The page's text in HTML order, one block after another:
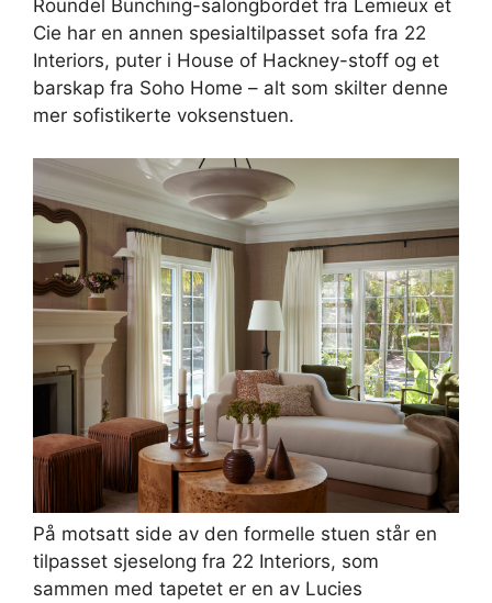
Roundel Bunching-salongbordet fra Lemieux et
Cie har en annen spesialtilpasset sofa fra 22
Interiors, puter i House of Hackney-stoff og et
barskap fra Soho Home – alt som skilter denne
mer sofistikerte voksenstuen.
På motsatt side av den formelle stuen står en
tilpasset sjeselong fra 22 Interiors, som
sammen med tapetet er en av Lucies